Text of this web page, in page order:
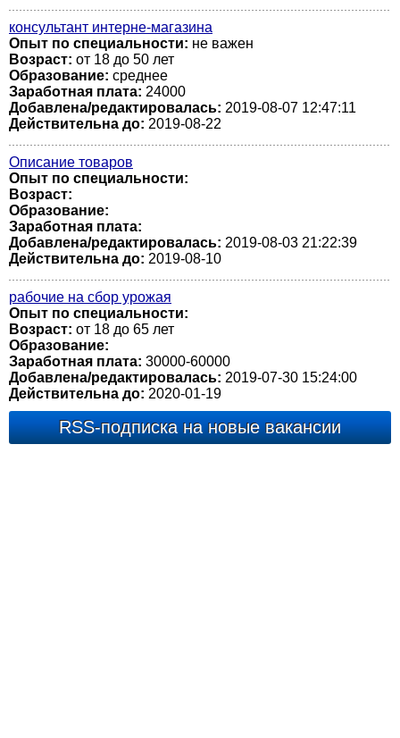
консультант интерне-магазина
Опыт по специальности: не важен
Возраст: от 18 до 50 лет
Образование: среднее
Заработная плата: 24000
Добавлена/редактировалась: 2019-08-07 12:47:11
Действительна до: 2019-08-22
Описание товаров
Опыт по специальности:
Возраст:
Образование:
Заработная плата:
Добавлена/редактировалась: 2019-08-03 21:22:39
Действительна до: 2019-08-10
рабочие на сбор урожая
Опыт по специальности:
Возраст: от 18 до 65 лет
Образование:
Заработная плата: 30000-60000
Добавлена/редактировалась: 2019-07-30 15:24:00
Действительна до: 2020-01-19
RSS-подписка на новые вакансии